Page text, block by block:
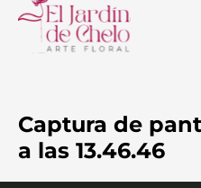
Captura de
a las 13.46.46